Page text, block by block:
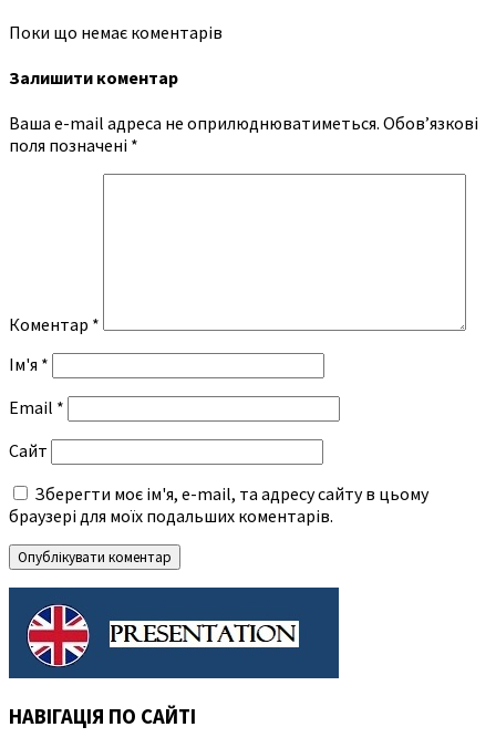
Поки що немає коментарів
Залишити коментар
Ваша e-mail адреса не оприлюднюватиметься. Обов’язкові
поля позначені *
Коментар *
Ім'я *
Email *
Сайт
Зберегти моє ім'я, e-mail, та адресу сайту в цьому
браузері для моїх подальших коментарів.
НАВІГАЦІЯ ПО САЙТІ